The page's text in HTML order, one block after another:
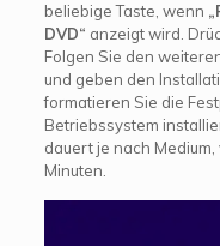
beliebige Taste, wenn
DVD“ anzeigt wird.
Folgen Sie den
und geben den
formatieren Sie die
Betriebssystem
dauert je nach
Minuten.